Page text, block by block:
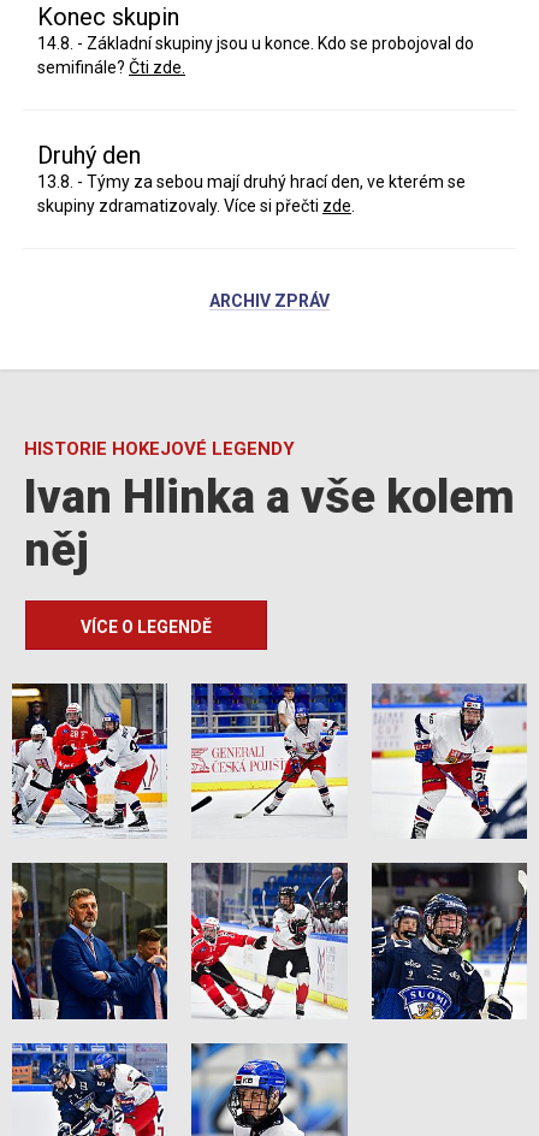
Konec skupin
14.8. - Základní skupiny jsou u konce. Kdo se probojoval do
semifinále? Čti zde.
Druhý den
13.8. - Týmy za sebou mají druhý hrací den, ve kterém se
skupiny zdramatizovaly. Více si přečti zde
ARCHIV ZPRÁV
HISTORIE HOKEJOVÉ LEGENDY
Ivan Hlinka a vše kolem
něj
VÍCE O LEGENDĚ